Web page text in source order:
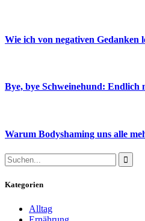
Wie ich von negativen Gedanken
Bye, bye Schweinehund: Endlich
Warum Bodyshaming uns alle
Kategorien
Alltag